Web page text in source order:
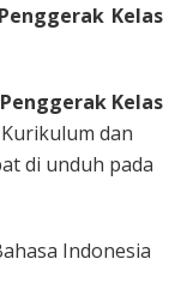
Kelas
Kelas
dan
di unduh pada
Indonesia